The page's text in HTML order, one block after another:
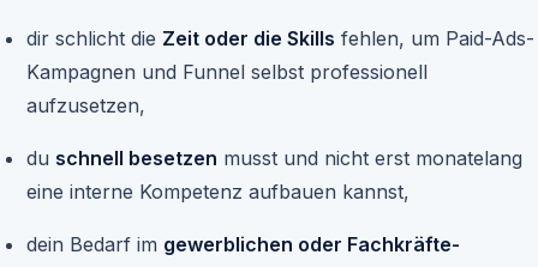
dir schlicht die Zeit oder die Skills fehlen, um Paid-Ads-
Kampagnen und Funnel selbst professionell
aufzusetzen,
du schnell besetzen musst und nicht erst monatelang
eine interne Kompetenz aufbauen kannst,
dein Bedarf im gewerblichen oder Fachkräfte-